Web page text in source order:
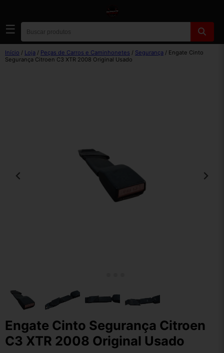
☰
Início / Loja / Peças de Carros e Caminhonetes / Segurança / Engate Cinto
Segurança Citroen C3 XTR 2008 Original Usado
Engate Cinto Segurança Citroen
C3 XTR 2008 Original Usado